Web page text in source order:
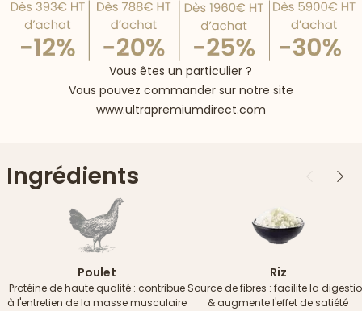
Vous êtes un particulier ?
Vous pouvez commander sur notre site
www.ultrapremiumdirect.com
Ingrédients Précédent
Poulet
Protéine de haute qualité : contribue
à l'entretien de la masse musculaire
Riz
Source de fibres : facilite la
& augmente l'effet de satiété